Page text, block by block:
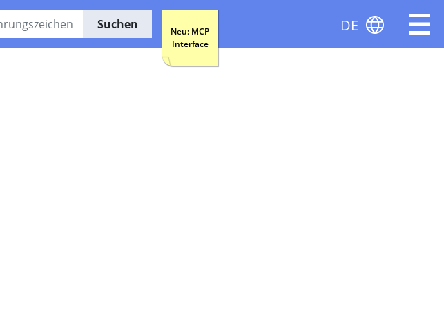
Suchen
Neu: MCP
Interface
DE